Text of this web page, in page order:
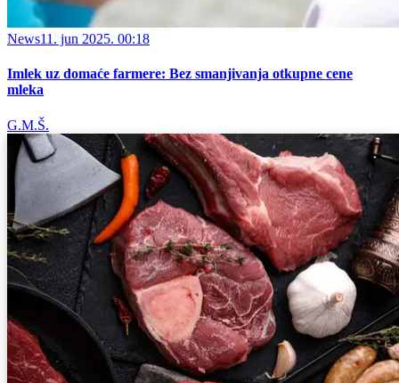
News11. jun 2025. 00:18
Imlek uz domaće farmere: Bez smanjivanja otkupne cene
mleka
G.M.Š.